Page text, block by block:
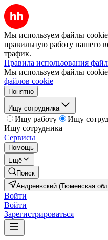
Мы используем файлы
правильную работу нашего
трафик.
Правила использования
Мы используем файлы
файлов cookie
Понятно
Ищу сотрудника
Ищу работу
Ищу
Ищу сотрудника
Сервисы
Помощь
Ещё
Поиск
Андреевский (Тюменская
Войти
Войти
Зарегистрироваться